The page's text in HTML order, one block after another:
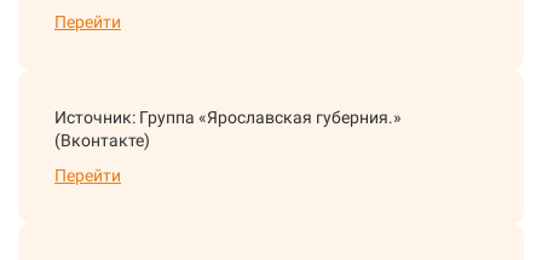
Перейти
Источник: Группа «Ярославская губерния.»
(Вконтакте)
Перейти